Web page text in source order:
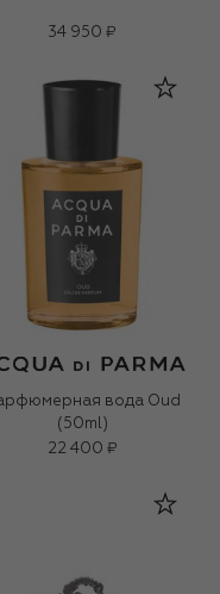
34 950 ₽
вода Oud
(50ml)
22 400 ₽